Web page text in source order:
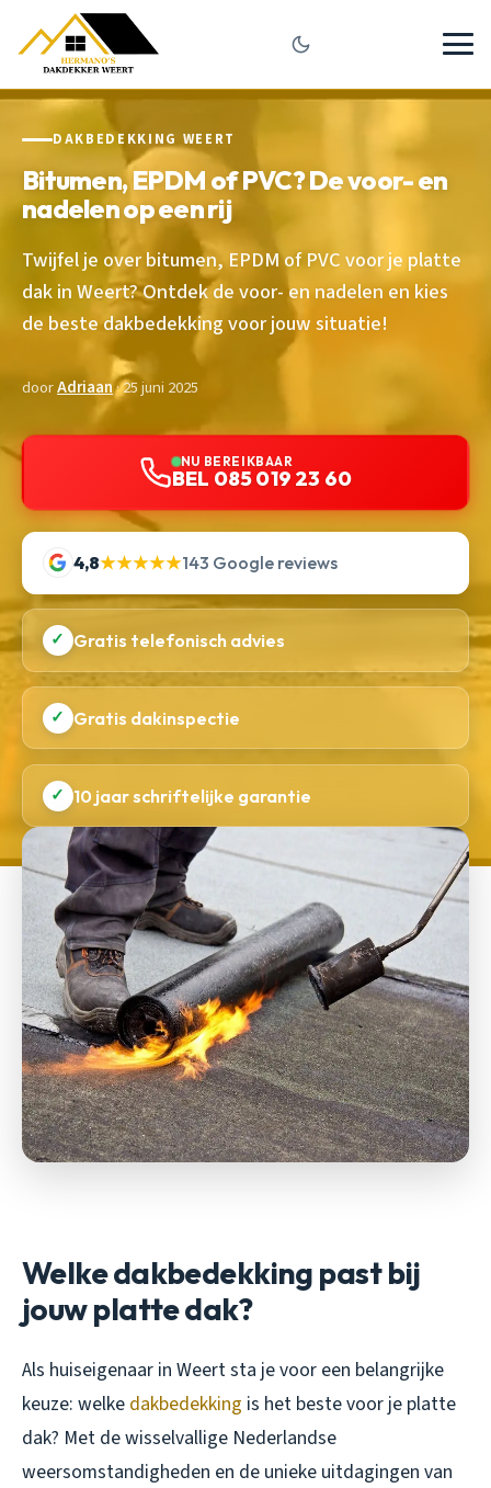
DAKBEDEKKING WEERT
Bitumen, EPDM of PVC? De voor- en
nadelen op een rij
Twijfel je over bitumen, EPDM of PVC voor je platte
dak in Weert? Ontdek de voor- en nadelen en kies
de beste dakbedekking voor jouw situatie!
doorAdriaan· 25 juni 2025
NU BEREIKBAAR
BEL 085 019 23 60
4,8★★★★★143 Google reviews
✓ Gratis telefonisch advies
✓ Gratis dakinspectie
✓ 10 jaar schriftelijke garantie
Welke dakbedekking past bij
jouw platte dak?
Als huiseigenaar in Weert sta je voor een belangrijke
keuze: welke dakbedekking is het beste voor je platte
dak? Met de wisselvallige Nederlandse
weersomstandigheden en de unieke uitdagingen van